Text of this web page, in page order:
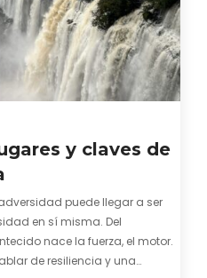
y claves de
puede llegar a ser
en sí misma. Del
nace la fuerza, el motor.
de resiliencia y una